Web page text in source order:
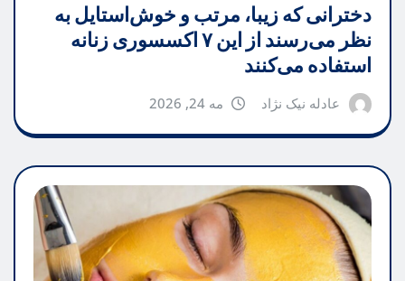
دخترانی که زیبا، مرتب و خوش‌استایل به
نظر می‌رسند از این ۷ اکسسوری زنانه
استفاده می‌کنند
عادله نیک نژاد مه 24, 2026